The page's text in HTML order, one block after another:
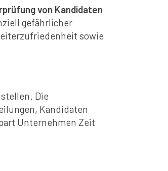
von Kandidaten
gefährlicher
sowie
Die
Kandidaten
Unternehmen Zeit